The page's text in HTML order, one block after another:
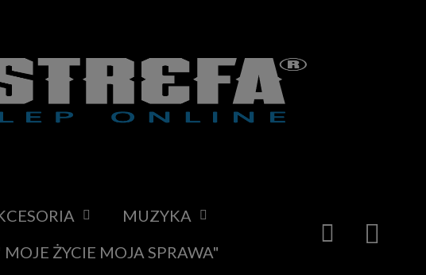
MUZYKA
ŻYCIE MOJA SPRAWA"